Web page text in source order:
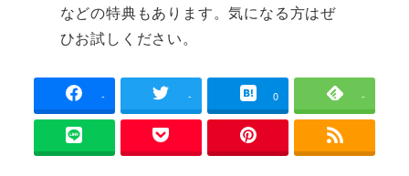
などの特典もあります。気になる方はぜ
ひお試しください。
- - 0 -